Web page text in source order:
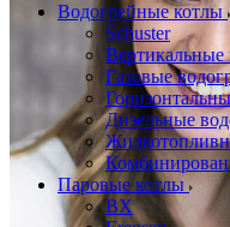
Водогрейные котлы
Schuster
Вертикальные
Газовые
Дизельные
Паровые котлы
BX